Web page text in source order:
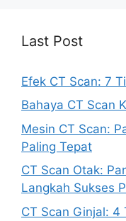
Last Post
Efek CT Scan: 7
Bahaya CT Scan
Mesin CT Scan:
Paling Tepat
CT Scan Otak:
Langkah Sukses
CT Scan Ginjal: 4